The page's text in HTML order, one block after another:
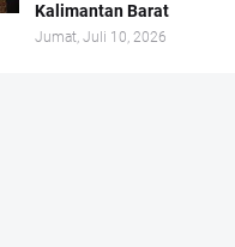
Kalimantan Barat
Jumat, Juli 10, 2026